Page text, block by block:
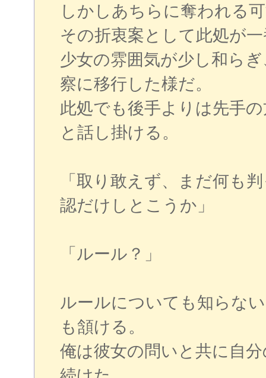
しかしあちらに奪われる
その折衷案として此処が
少女の雰囲気が少し和ら
察に移行した様だ。
此処でも後手よりは先手
と話し掛ける。
「取り敢えず、まだ何も
認だけしとこうか」
「ルール？」
ルールについても知らな
も頷ける。
俺は彼女の問いと共に自